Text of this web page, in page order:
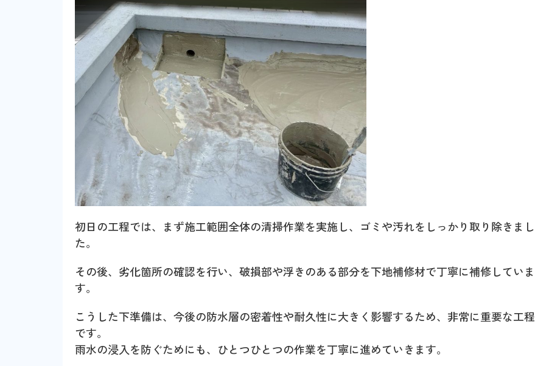
初日の工程では、まず施工範囲全体の清掃作業を実施し、ゴミや汚れをしっかり取り除きまし
た。
その後、劣化箇所の確認を行い、破損部や浮きのある部分を下地補修材で丁寧に補修していま
す。
こうした下準備は、今後の防水層の密着性や耐久性に大きく影響するため、非常に重要な工程
です。
雨水の浸入を防ぐためにも、ひとつひとつの作業を丁寧に進めていきます。